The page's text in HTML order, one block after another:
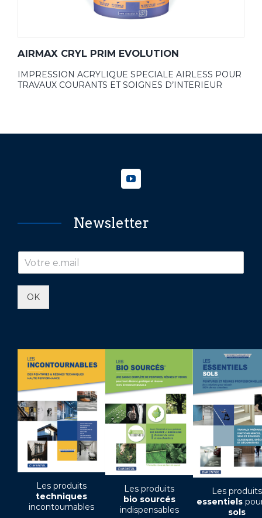
AIRMAX CRYL PRIM EVOLUTION
IMPRESSION ACRYLIQUE SPECIALE AIRLESS POUR
TRAVAUX COURANTS ET SOIGNES D’INTERIEUR
Newsletter
OK
Les produits
techniques
incontournables
Les produits
bio sourcés
indispensables
Les produits
essentiels
sols